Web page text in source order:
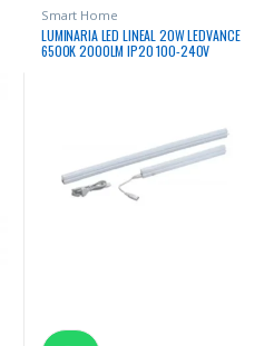
Smart Home
LUMINARIA LED LINEAL 20W LEDVANCE
6500K 2000LM IP20 100-240V